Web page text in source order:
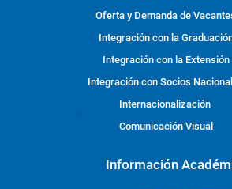
Oferta y Demanda de
Integración con la
Integración con la Extensión
Integración con Socios
Internacionalización
Comunicación Visual
Información